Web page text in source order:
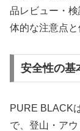
品レビュー・
体的な注意点と
安全性の基
PURE BLACK
で、登山・ア